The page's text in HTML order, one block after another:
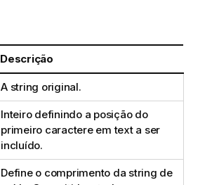
Descrição
A string original.
Inteiro definindo a posição do
primeiro caractere emtexta ser
incluído.
Define o comprimento da string de